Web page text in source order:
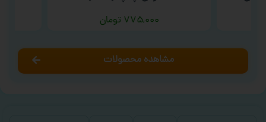
۷۷۵,۰۰۰ تومان
مشاهده محصولات